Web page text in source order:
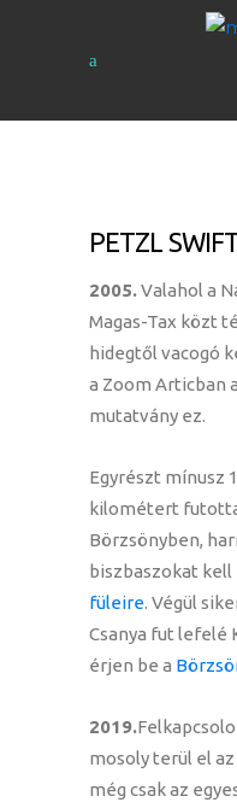
PETZL
2005.Valahol a
Magas-Tax közt
hidegtől vacogó
a Zoom Articban
mutatvány ez.
Egyrészt mínusz
kilométert
Börzsönyben,
biszbaszokat kell
füleire. Végül
Csanya fut lefelé
érjen be a
2019.
mosoly terül el
még csak az